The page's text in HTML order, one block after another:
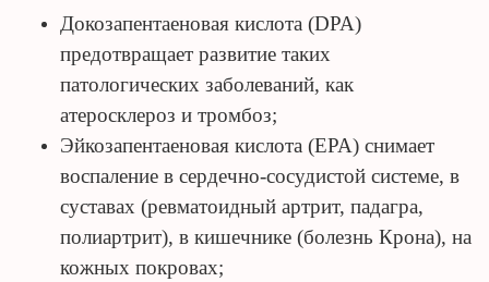
Докозапентаеновая кислота (DPA)
предотвращает развитие таких
патологических заболеваний, как
атеросклероз и тромбоз;
Эйкозапентаеновая кислота (EPA) снимает
воспаление в сердечно-сосудистой системе, в
суставах (ревматоидный артрит, падагра,
полиартрит), в кишечнике (болезнь Крона), на
кожных покровах;